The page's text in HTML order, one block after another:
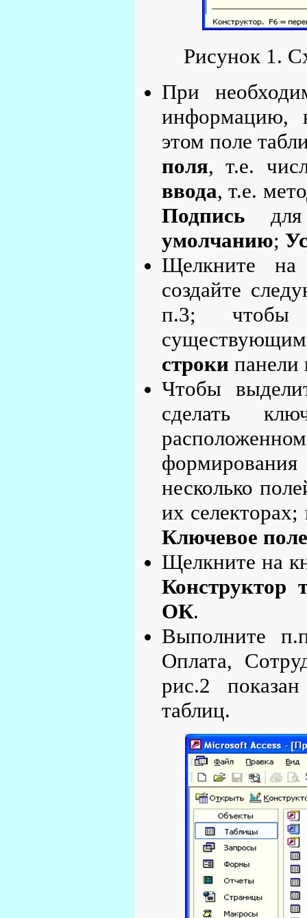
Рисунок 1.
При
информацию,
этом поле
поля, т.е.
ввода, т.е.
Подпись
умолчанию;
Щелкните
создайте
п.3; чтобы
строки панели
Чтобы
сделать
несколько
их
Ключевое поле
Щелкните на
Конструктор
ОК.
Выполните
Оплата,
рис.2
таблиц.